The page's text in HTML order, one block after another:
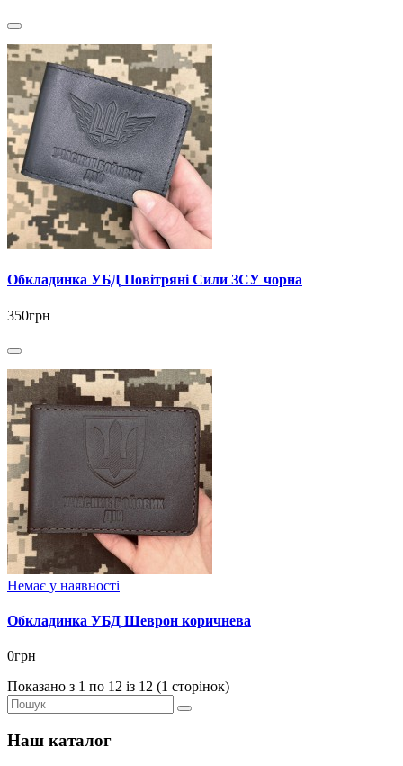
Обкладинка УБД Повітряні Сили ЗСУ чорна
350грн
Немає у наявності
Обкладинка УБД Шеврон коричнева
0грн
Показано з 1 по 12 із 12 (1 сторінок)
Наш каталог